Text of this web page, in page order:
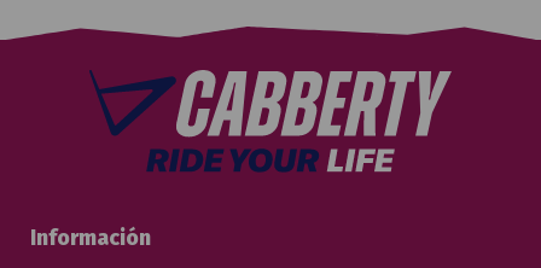
Información